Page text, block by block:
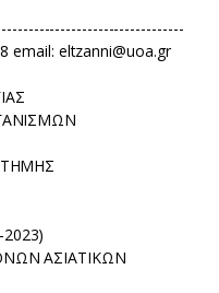
email: eltzanni@uoa.gr
ΑΣΙΑΤΙΚΩΝ